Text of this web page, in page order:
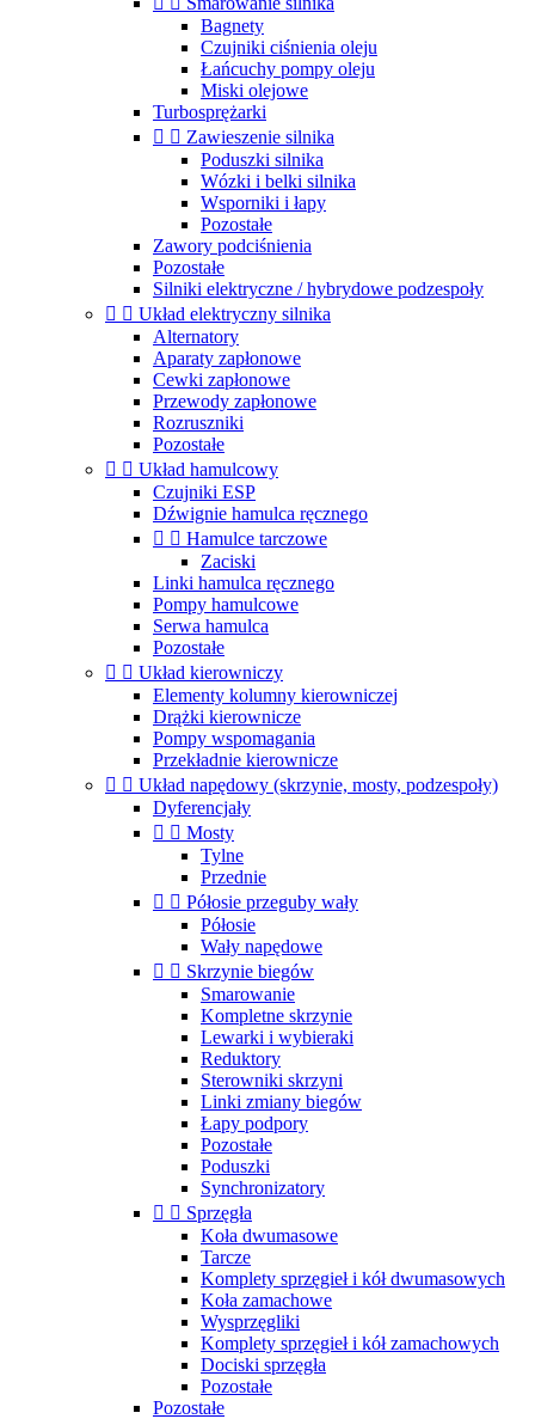
Bagnety
Czujniki ciśnienia oleju
Łańcuchy pompy oleju
Miski olejowe
Turbosprężarki
  Zawieszenie silnika
Poduszki silnika
Wózki i belki silnika
Wsporniki i łapy
Pozostałe
Zawory podciśnienia
Pozostałe
Silniki elektryczne / hybrydowe podzespoły
  Układ elektryczny silnika
Alternatory
Aparaty zapłonowe
Cewki zapłonowe
Przewody zapłonowe
Rozruszniki
Pozostałe
  Układ hamulcowy
Czujniki ESP
Dźwignie hamulca ręcznego
  Hamulce tarczowe
Zaciski
Linki hamulca ręcznego
Pompy hamulcowe
Serwa hamulca
Pozostałe
  Układ kierowniczy
Elementy kolumny kierowniczej
Drążki kierownicze
Pompy wspomagania
Przekładnie kierownicze
  Układ napędowy (skrzynie, mosty, podzespoły)
Dyferencjały
  Mosty
Tylne
Przednie
  Półosie przeguby wały
Półosie
Wały napędowe
  Skrzynie biegów
Smarowanie
Kompletne skrzynie
Lewarki i wybieraki
Reduktory
Sterowniki skrzyni
Linki zmiany biegów
Łapy podpory
Pozostałe
Poduszki
Synchronizatory
  Sprzęgła
Koła dwumasowe
Tarcze
Komplety sprzęgieł i kół dwumasowych
Koła zamachowe
Wysprzęgliki
Komplety sprzęgieł i kół zamachowych
Dociski sprzęgła
Pozostałe
Pozostałe